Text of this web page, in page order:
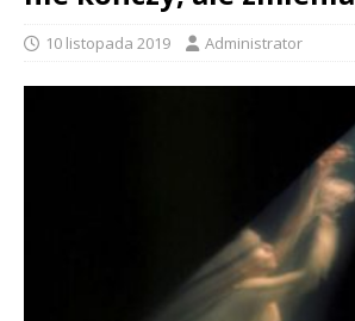
10 listopada 2019 Administrator